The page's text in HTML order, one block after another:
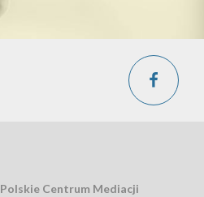
Polskie Centrum Mediacji